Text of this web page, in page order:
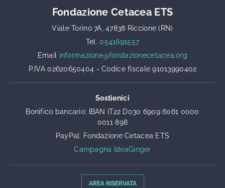
Fondazione Cetacea ETS
Viale Torino 7A, 47838 Riccione (RN)
Tel.0541691557
Email informazione@fondazionecetacea.org
P.IVA 02620650404 - Codice fiscale 91013990402
Sostienici
Bonifico bancario: IBAN IT22 D030 6909 6061 0000
0011 898
PayPal: Fondazione Cetacea ETS
Campagna IdeaGinger
AREA RISERVATA